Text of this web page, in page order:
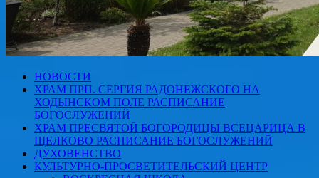
НОВОСТИ
ХРАМ ПРП. СЕРГИЯ РАДОНЕЖСКОГО НА
ХОДЫНСКОМ ПОЛЕ РАСПИСАНИЕ
БОГОСЛУЖЕНИЙ
ХРАМ ПРЕСВЯТОЙ БОГОРОДИЦЫ ВСЕЦАРИЦА В
ЩЕЛКОВО РАСПИСАНИЕ БОГОСЛУЖЕНИЙ
ДУХОВЕНСТВО
КУЛЬТУРНО-ПРОСВЕТИТЕЛЬСКИЙ ЦЕНТР